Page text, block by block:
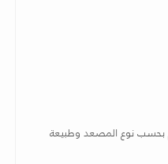
نوع المصعد وطبيعة